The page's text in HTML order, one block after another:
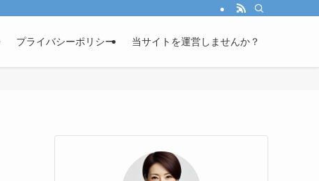
プライバシーポリシー 当サイトを運営しませんか？